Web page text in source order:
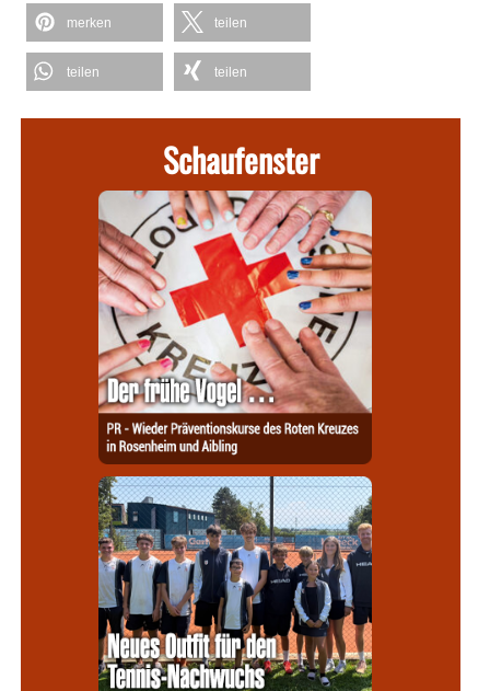
merken teilen
teilen teilen
Schaufenster